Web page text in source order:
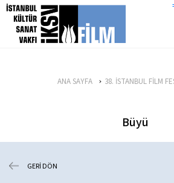
icerigi atla
ANA SAYFA 38. İSTANBUL FİLM
Büyü
GERİ DÖN